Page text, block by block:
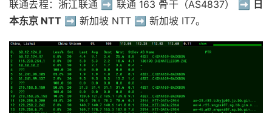
联通去程：浙江联通 ➡️ 联通 163 骨干（AS4837） ➡️
日
本东京 NTT ➡️ 新加坡 NTT ➡️ 新加坡 IT7。